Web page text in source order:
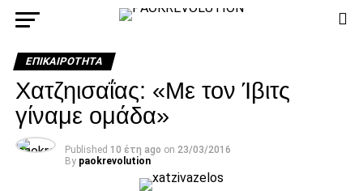
ΕΠΙΚΑΙΡΌΤΗΤΑ
Χατζηισαΐας: «Με τον Ίβιτς
γίναμε ομάδα»
Published 10 έτη ago on 23/03/2016
By paokrevolution